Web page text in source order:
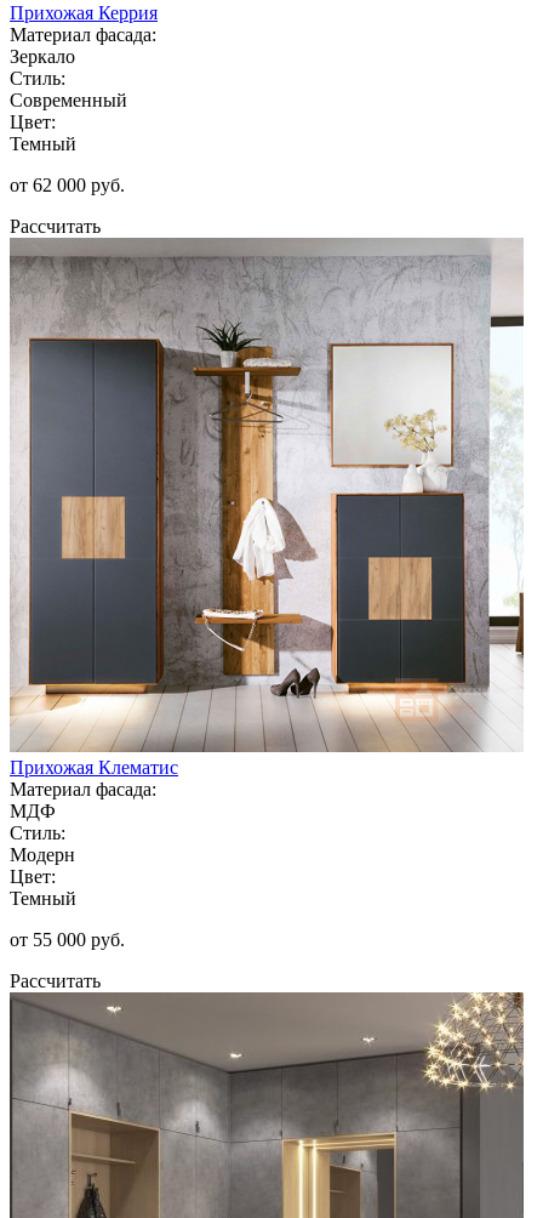
Прихожая Керрия
Материал фасада:
Зеркало
Стиль:
Современный
Цвет:
Темный
от 62 000 руб.
Рассчитать
Прихожая Клематис
Материал фасада:
МДФ
Стиль:
Модерн
Цвет:
Темный
от 55 000 руб.
Рассчитать